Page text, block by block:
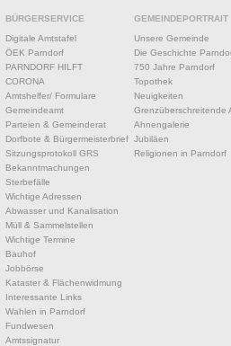
BÜRGERSERVICE
Digitale Amtstafel
ÖEK Parndorf
PARNDORF HILFT
CORONA
Amtshelfer/ Formulare
Gemeindeamt
Parteien & Gemeinderat
Dorfbote & Bürgermeisterbrief
Sitzungsprotokoll GRS
Bekanntmachungen
Sterbefälle
Wichtige Adressen
Abwasser und Kanalisation
Müll & Sammelstellen
Wichtige Termine
Bauhof
Jobbörse
Kataster & Flächenwidmung
Interessante Links
Wahlen in Parndorf
Fundwesen
Amtssignatur
GEMEINDEPORTRAIT
Unsere Gemeinde
Die Geschichte
750 Jahre Parndorf
Topothek
Neuigkeiten
Grenzüberschreitende
Ahnengalerie
Jubiläen
Religionen in Parndorf